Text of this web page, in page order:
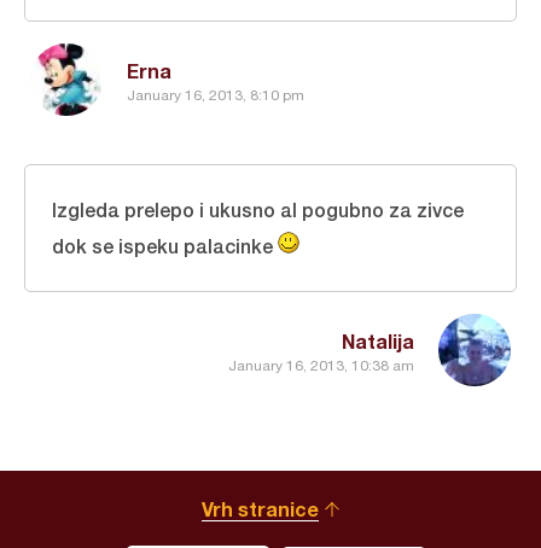
Erna
January 16, 2013, 8:10 pm
Natalija
January 16, 2013, 10:38 am
Izgleda prelepo i ukusno al pogubno za zivce
dok se ispeku palacinke
Vrh stranice